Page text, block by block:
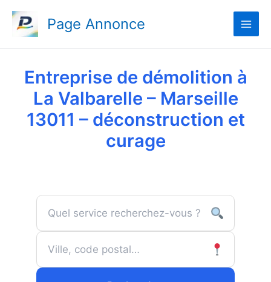
contenu
Page Annonce
Entreprise de démolition à
La Valbarelle – Marseille
13011 – déconstruction et
curage